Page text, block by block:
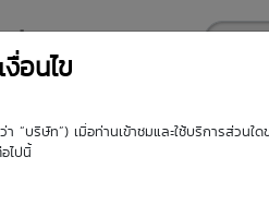
อนไข
า “บริษัท”) เมื่อท่านเข้าชมและใช้บริการส่วนใ
ไปนี้
มรู้ DW Search